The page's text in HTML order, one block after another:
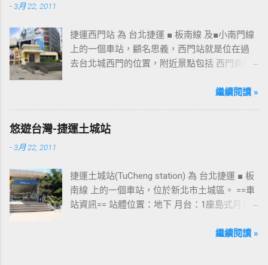
-3月 22, 2011
捷運西門站 為 台北捷運 ■ 板南線 及■小南門線
上的一個車站，顧名思義，西門站就是位在過
去台北城西門的位置，附近景點包括 西門商圈
圖中的六號出口，因位處 西門商圈 之入口，成
等候的標的物，也是是最容易堵塞的出口。 捷
運西門站六號出口&西門町商圈 板南線上車站 [
站 ] - [ 龍山寺站 ] - [ 西門站 ] - [ 台北車站 ] - [
善導寺站 ] - [ 忠孝新生站 ] - [ 忠孝復興站 ] - [
忠孝敦化站 ] - [ 國父紀念館站 ] - [ 市政府站
繼續閱讀 »
悠遊台灣-捷運土城站
-3月 22, 2011
捷運土城站(TuCheng station) 為 台北捷運 ■ 板
南線 上的一個車站，位於新北市土城區。 ==車
站資訊== 站體位置：地下 月台：1座島式月台
站 ] ---->往 板橋站 、 台北車站 、 南港展覽館
繼續閱讀 »